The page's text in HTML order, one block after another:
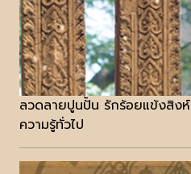
ลวดลายปูนปั้น รักร้อยแข้งสิงห์
ความรู้ทั่วไป